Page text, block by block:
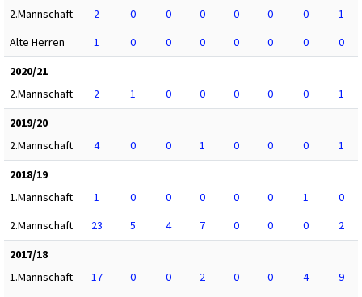
2.Mannschaft
2 0 0 0 0 0 0
1
Alte Herren
1 0 0 0 0 0 0
0
2020/21
2.Mannschaft
2 1 0 0 0 0 0
1
2019/20
2.Mannschaft
4 0 0 1 0 0 0
1
2018/19
1.Mannschaft
1 0 0 0 0 0 1
0
2.Mannschaft
23 5 4 7 0 0 0
2
2017/18
1.Mannschaft
17 0 0 2 0 0 4
9